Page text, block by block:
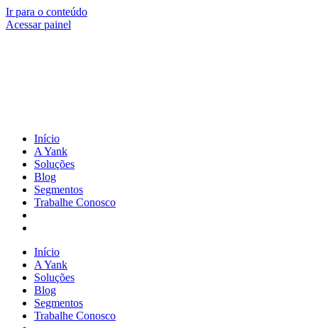
Ir para o conteúdo
Acessar painel
Início
A Yank
Soluções
Blog
Segmentos
Trabalhe Conosco
Início
A Yank
Soluções
Blog
Segmentos
Trabalhe Conosco